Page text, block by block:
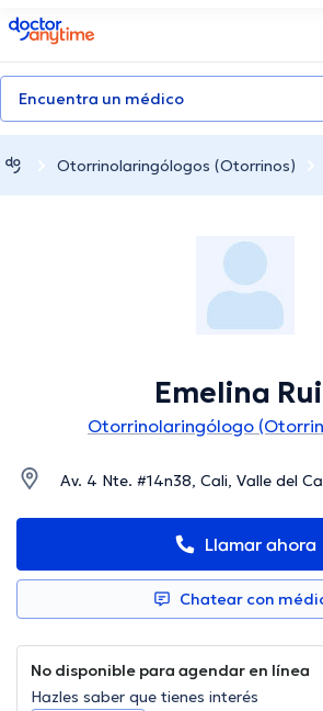
doctoranytime
Encuentra un médico
Otorrinolaringólogos (Otorrinos)
Emelina
Otorrinolaringólogo
Av. 4 Nte. #14n38, Cali, Valle del
Llamar ahora
Chatear con
No disponible para agendar en línea
Hazles saber que tienes interés